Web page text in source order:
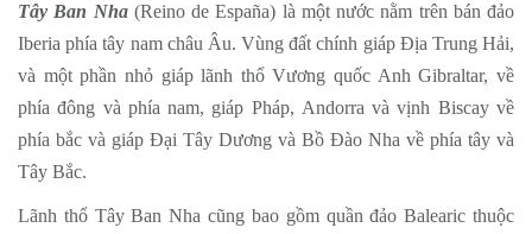
Tây Ban Nha (Reino de España) là một nước nằm trên bán đảo
Iberia phía tây nam châu Âu. Vùng đất chính giáp Địa Trung Hải,
và một phần nhỏ giáp lãnh thổ Vương quốc Anh Gibraltar, về
phía đông và phía nam, giáp Pháp, Andorra và vịnh Biscay về
phía bắc và giáp Đại Tây Dương và Bồ Đào Nha về phía tây và
Tây Bắc.
Lãnh thổ Tây Ban Nha cũng bao gồm quần đảo Balearic thuộc